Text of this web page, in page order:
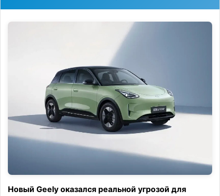
Новый Geely оказался реальной угрозой для